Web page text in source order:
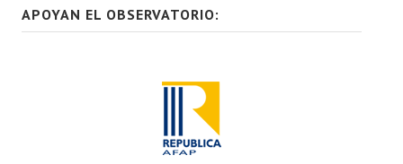
APOYAN EL OBSERVATORIO: